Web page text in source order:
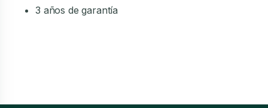
3 años de garantía